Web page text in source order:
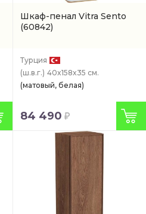
Шкаф-пенал Vitra Sento
(60842)
Турция
(ш.в.г.) 40x158x35 см.
(матовый, белая)
84 490